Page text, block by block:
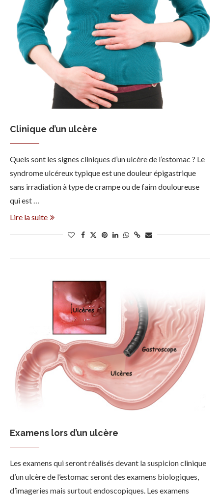
Clinique d’un ulcère
Quels sont les signes cliniques d’un ulcère de l’estomac ? Le
syndrome ulcéreux typique est une douleur épigastrique
sans irradiation à type de crampe ou de faim douloureuse
qui est …
Lire la suite
Examens lors d’un ulcère
Les examens qui seront réalisés devant la suspicion clinique
d’un ulcère de l’estomac seront des examens biologiques,
d’imageries mais surtout endoscopiques. Les examens